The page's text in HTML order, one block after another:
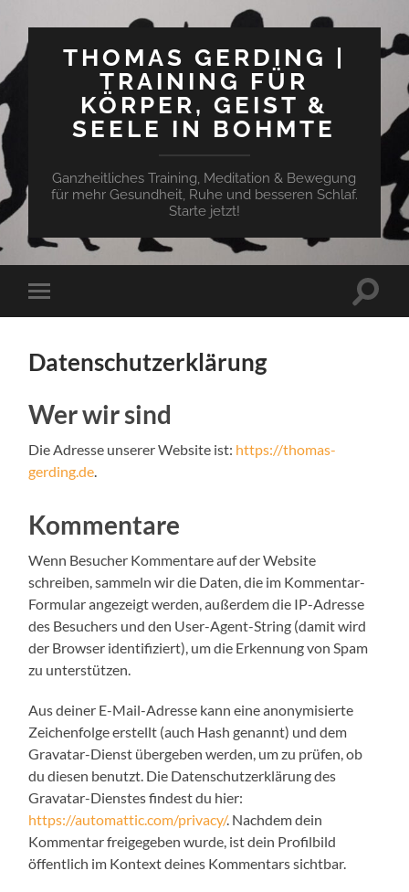
THOMAS GERDING |
TRAINING FÜR
KÖRPER, GEIST &
SEELE IN BOHMTE
Ganzheitliches Training, Meditation & Bewegung
für mehr Gesundheit, Ruhe und besseren Schlaf.
Starte jetzt!
Mobile-
Menü
Datenschutzerklärung
Wer wir sind
Die Adresse unserer Website ist: https://thomas-
gerding.de
Kommentare
Wenn Besucher Kommentare auf der Website
schreiben, sammeln wir die Daten, die im Kommentar-
Formular angezeigt werden, außerdem die IP-Adresse
des Besuchers und den User-Agent-String (damit wird
der Browser identifiziert), um die Erkennung von Spam
zu unterstützen.
Aus deiner E-Mail-Adresse kann eine anonymisierte
Zeichenfolge erstellt (auch Hash genannt) und dem
Gravatar-Dienst übergeben werden, um zu prüfen, ob
du diesen benutzt. Die Datenschutzerklärung des
Gravatar-Dienstes findest du hier:
https://automattic.com/privacy/. Nachdem dein
Kommentar freigegeben wurde, ist dein Profilbild
öffentlich im Kontext deines Kommentars sichtbar.